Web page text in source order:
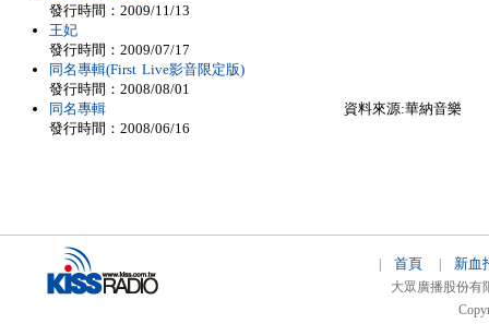
資料來源:華納音樂
發行時間：2009/11/13
王妃
發行時間：2009/07/17
同名專輯(First Live影音限定版)
發行時間：2008/08/01
同名專輯
發行時間：2008/06/16
首頁 新血
大眾廣播股份有